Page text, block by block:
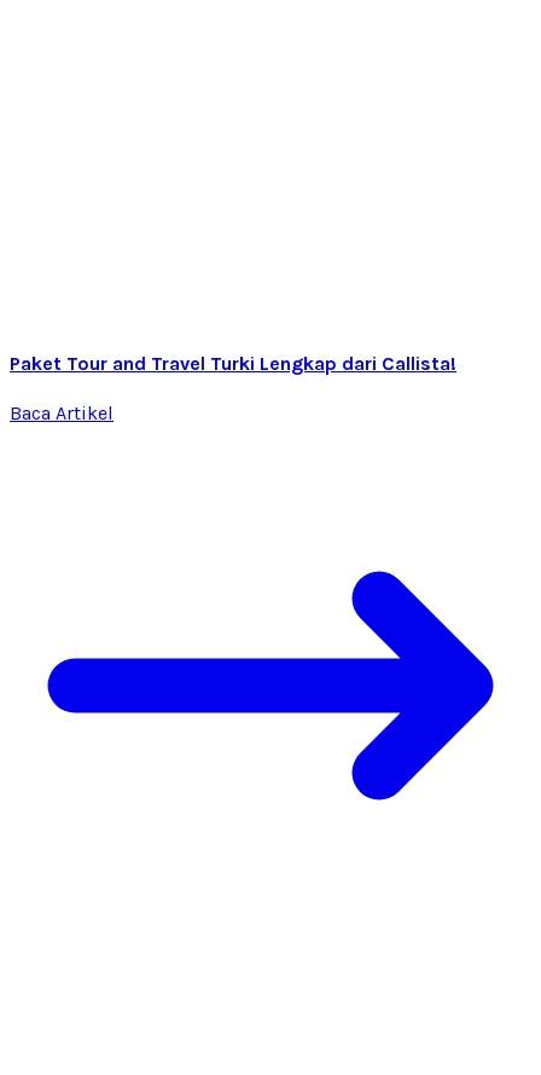
Paket Tour and Travel Turki Lengkap dari Callista!
Baca Artikel